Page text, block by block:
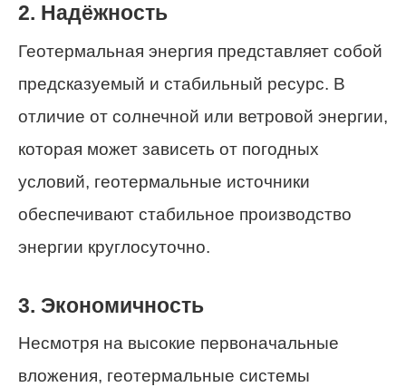
2. Надёжность
Геотермальная энергия представляет собой
предсказуемый и стабильный ресурс. В
отличие от солнечной или ветровой энергии,
которая может зависеть от погодных
условий, геотермальные источники
обеспечивают стабильное производство
энергии круглосуточно.
3. Экономичность
Несмотря на высокие первоначальные
вложения, геотермальные системы